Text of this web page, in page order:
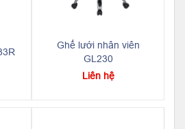
Ghế lưới nhân viên
GL230
Liên hệ